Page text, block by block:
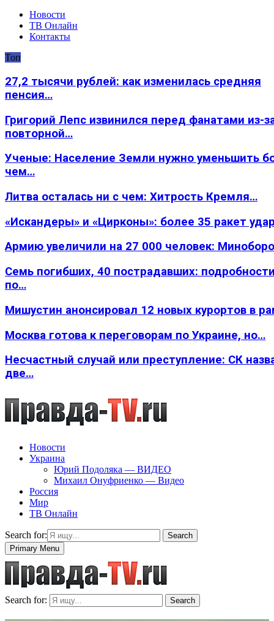
Новости
ТВ Онлайн
Контакты
Топ
27,2 тысячи рублей: как изменилась средняя
пенсия…
Григорий Лепс извинился перед фанатами из-
повторной…
Ученые: Население Земли нужно уменьшить
чем…
Литва осталась ни с чем: Хитрость Кремля…
«Искандеры» и «Цирконы»: более 35 ракет
Армию увеличили на 27 000 человек:
Семь погибших, 40 пострадавших:
по…
Мишустин анонсировал 12 новых курортов в
Москва готова к переговорам по Украине, но…
Несчастный случай или преступление: СК
две…
Новости
Украина
Юрий Подоляка — ВИДЕО
Михаил Онуфриенко — Видео
Россия
Мир
ТВ Онлайн
Search for:
Search
Primary Menu
Search for: Search